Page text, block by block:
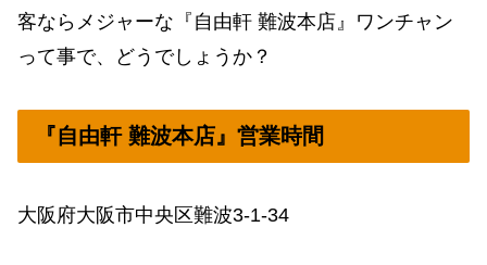
客ならメジャーな『自由軒 難波本店』ワンチャン
って事で、どうでしょうか？
『自由軒 難波本店』営業時間
大阪府大阪市中央区難波3-1-34